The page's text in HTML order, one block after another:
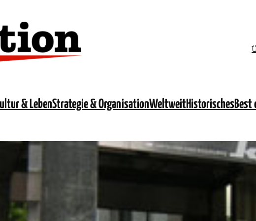
& LebenStrategie & OrganisationWeltweitHistorischesBest